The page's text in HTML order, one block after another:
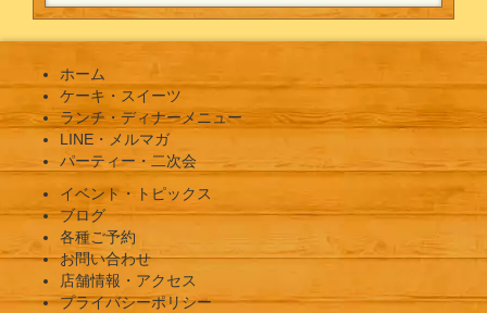
ホーム
ケーキ・スイーツ
ランチ・ディナーメニュー
LINE・メルマガ
パーティー・二次会
イベント・トピックス
ブログ
各種ご予約
お問い合わせ
店舗情報・アクセス
プライバシーポリシー